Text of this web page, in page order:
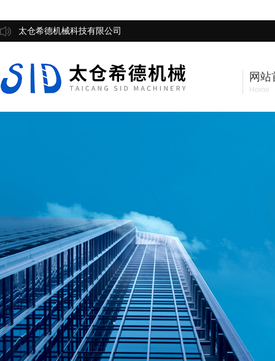
太仓希德机械科技有限公司
网站
Home